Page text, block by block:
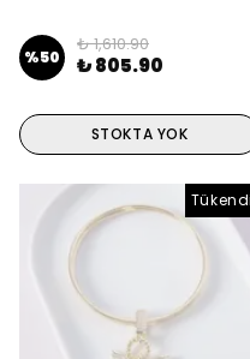
%50
₺ 1,610.90
₺ 805.90
STOKTA YOK
Tükendi